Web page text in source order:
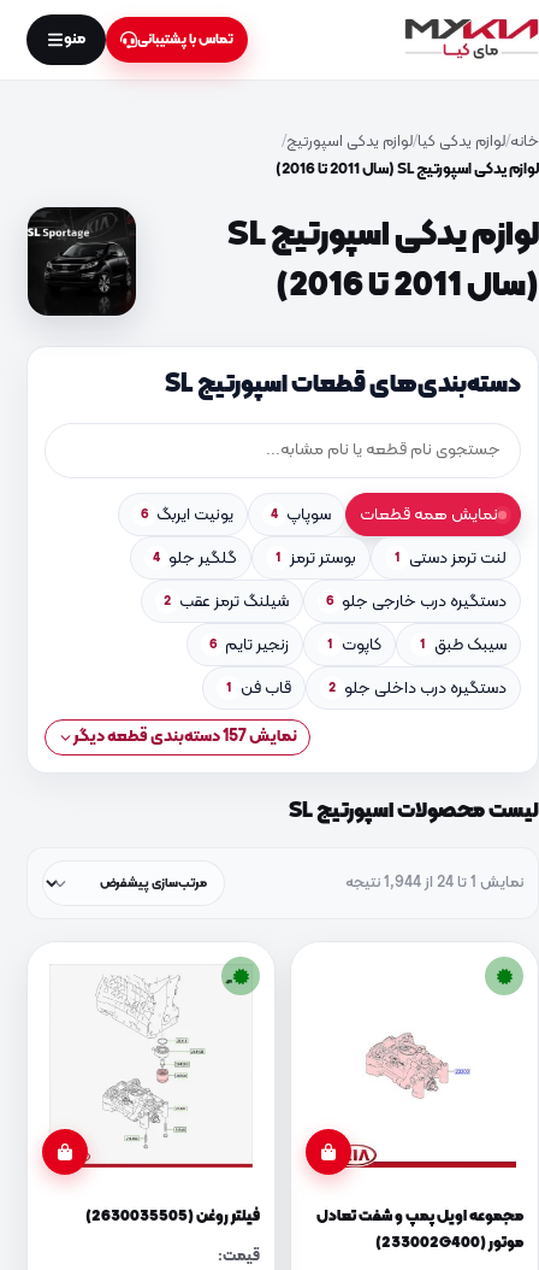
تماس با پشتیبانی منو
خانه لوازم یدکی کیا لوازم یدکی اسپورتیج
لوازم یدکی اسپورتیج SL (سال 2011 تا 2016)
لوازم یدکی اسپورتیج SL
(سال 2011 تا 2016)
دسته‌بندی‌های قطعات اسپورتیج SL
نمایش همه قطعات سوپاپ 4 یونیت ایربگ 6
لنت ترمز دستی 1 بوستر ترمز 1 گلگیر جلو 4
دستگیره درب خارجی جلو 6 شیلنگ ترمز عقب 2
سیبک طبق 1 کاپوت 1 زنجیر تایم 6
دستگیره درب داخلی جلو 2 قاب فن 1
نمایش 157 دسته‌بندی قطعه دیگر
لیست محصولات اسپورتیج SL
نمایش 1 تا 24 از 1,944 نتیجه
مجموعه اویل پمپ و شفت تعادل
موتور (233002G400)
فیلتر روغن (2630035505)
قیمت: